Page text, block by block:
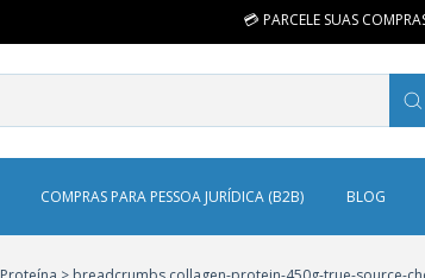
💳 PARCELE SUAS COMPRAS
COMPRAS PARA PESSOA JURÍDICA (B2B) BLOG